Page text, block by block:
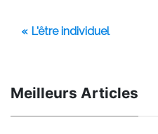
« L'être individuel
Meilleurs Articles